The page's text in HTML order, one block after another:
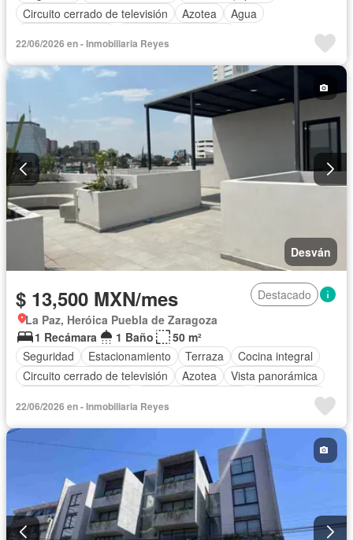
Circuito cerrado de televisión
Azotea
Agua
Caseta de vigilancia
Solo familias
Completamente amueblado
22/06/2026 en - Inmobiliaria Reyes
Desván
$ 13,500 MXN/mes
Destacado
La Paz, Heróica Puebla de Zaragoza
1 Recámara
1 Baño
50 m²
Seguridad
Estacionamiento Terraza
Cocina integral
Circuito cerrado de televisión
Azotea
Vista panorámica
Solo familias
Sin amueblar
22/06/2026 en - Inmobiliaria Reyes